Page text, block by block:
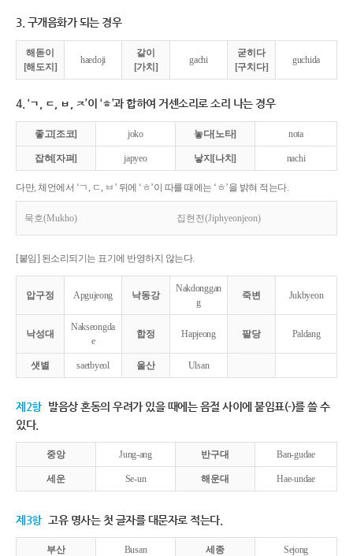
3. 구개음화가 되는 경우
해돋이
[해도지]
haedoji
같이
[가치]
gachi
굳히다
[구치다]
guchida
4. ‘ㄱ, ㄷ, ㅂ, ㅈ’이 ‘ㅎ’과 합하여 거센소리로 소리 나는 경우
좋고[조코] joko 놓다[노타] nota
잡혀[자펴] japyeo 낳지[나치] nachi
다만, 체언에서 ‘ㄱ, ㄷ, ㅂ’ 뒤에 ‘ㅎ’이 따를 때에는 ‘ㅎ’을 밝혀 적는다.
묵호(Mukho) 집현전(Jiphyeonjeon)
[붙임] 된소리되기는 표기에 반영하지 않는다.
압구정 Apgujeong 낙동강
Nakdonggan
g
죽변 Jukbyeon
낙성대
Nakseongda
e
합정 Hapjeong 팔당 Paldang
샛별 saetbyeol 울산 Ulsan
제2항 발음상 혼동의 우려가 있을 때에는 음절 사이에 붙임표(-)를 쓸 수
있다.
중앙 Jung-ang 반구대 Ban-gudae
세운 Se-un 해운대 Hae-undae
제3항 고유 명사는 첫 글자를 대문자로 적는다.
부산 Busan 세종 Sejong